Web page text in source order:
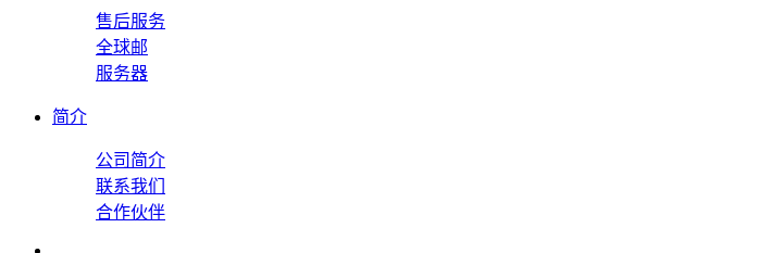
售后服务
全球邮
服务器
简介
公司简介
联系我们
合作伙伴